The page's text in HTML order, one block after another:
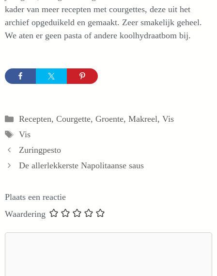
kader van meer recepten met courgettes, deze uit het
archief opgeduikeld en gemaakt. Zeer smakelijk geheel.
We aten er geen pasta of andere koolhydraatbom bij.
Categorieën
Recepten, Courgette, Groente, Makreel, Vis
Tags
Vis
Zuringpesto
De allerlekkerste Napolitaanse saus
Plaats een reactie
Waardering